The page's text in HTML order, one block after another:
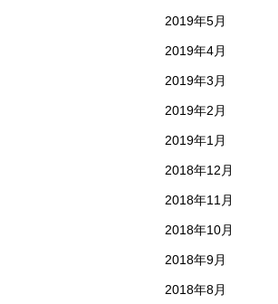
2019年5月
2019年4月
2019年3月
2019年2月
2019年1月
2018年12月
2018年11月
2018年10月
2018年9月
2018年8月